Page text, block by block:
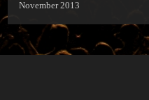
November 2013